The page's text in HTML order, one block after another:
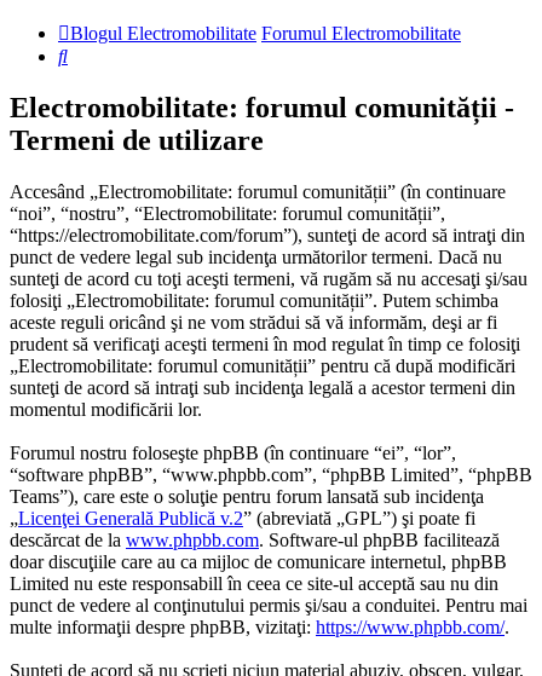
Blogul Electromobilitate Forumul Electromobilitate
Căutare
Electromobilitate: forumul comunității -
Termeni de utilizare
Accesând „Electromobilitate: forumul comunității” (în continuare
“noi”, “nostru”, “Electromobilitate: forumul comunității”,
“https://electromobilitate.com/forum”), sunteţi de acord să intraţi din
punct de vedere legal sub incidenţa următorilor termeni. Dacă nu
sunteţi de acord cu toţi aceşti termeni, vă rugăm să nu accesaţi şi/sau
folosiţi „Electromobilitate: forumul comunității”. Putem schimba
aceste reguli oricând şi ne vom strădui să vă informăm, deşi ar fi
prudent să verificaţi aceşti termeni în mod regulat în timp ce folosiţi
„Electromobilitate: forumul comunității” pentru că după modificări
sunteţi de acord să intraţi sub incidenţa legală a acestor termeni din
momentul modificării lor.
Forumul nostru foloseşte phpBB (în continuare “ei”, “lor”,
“software phpBB”, “www.phpbb.com”, “phpBB Limited”, “phpBB
Teams”), care este o soluţie pentru forum lansată sub incidenţa
„Licenţei Generală Publică v.2” (abreviată „GPL”) şi poate fi
descărcat de la www.phpbb.com. Software-ul phpBB facilitează
doar discuţiile care au ca mijloc de comunicare internetul, phpBB
Limited nu este responsabill în ceea ce site-ul acceptă sau nu din
punct de vedere al conţinutului permis şi/sau a conduitei. Pentru mai
multe informaţii despre phpBB, vizitaţi: https://www.phpbb.com/.
Sunteţi de acord să nu scrieţi niciun material abuziv, obscen, vulgar,